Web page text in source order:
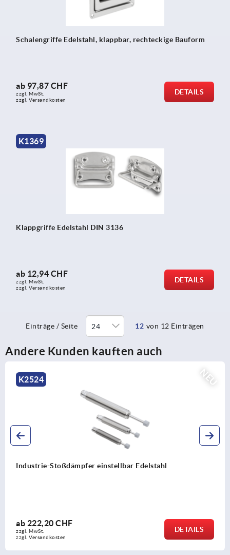
Schalengriffe Edelstahl, klappbar, rechteckige Bauform
ab 97,87 CHF
zzgl. MwSt.
zzgl. Versandkosten
DETAILS
K1369
Klappgriffe Edelstahl DIN 3136
ab 12,94 CHF
zzgl. MwSt.
zzgl. Versandkosten
DETAILS
Einträge / Seite 12 von 12 Einträgen
Andere Kunden kauften auch
NEU
K2524
Industrie-Stoßdämpfer einstellbar Edelstahl
ab 222,20 CHF
zzgl. MwSt.
zzgl. Versandkosten
DETAILS